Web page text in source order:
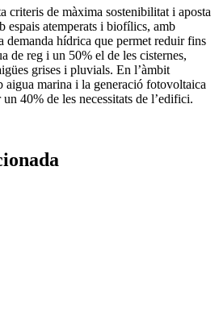
criteris de màxima sostenibilitat i aposta
espais atemperats i biofílics, amb
demanda hídrica que permet reduir fins
de reg i un 50% el de les cisternes,
grises i pluvials. En l’àmbit
aigua marina i la generació fotovoltaica
40% de les necessitats de l’edifici.